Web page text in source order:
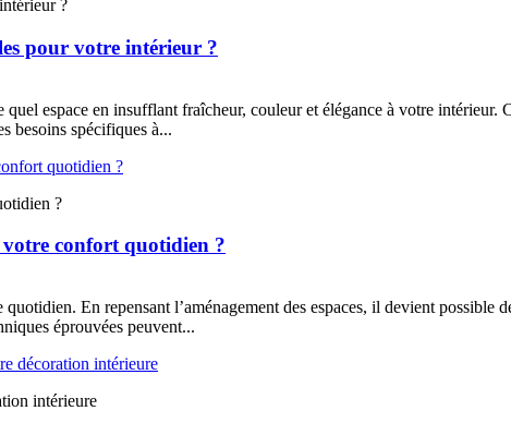
?
pour votre intérieur ?
espace en insufflant fraîcheur, couleur et élégance à votre intérieur.
besoins spécifiques à...
?
confort quotidien ?
En repensant l’aménagement des espaces, il devient possible
éprouvées peuvent...
intérieure